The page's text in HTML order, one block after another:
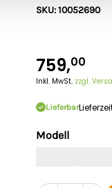
SKU: 10052690
759,00
Inkl. MwSt. zzgl.
Lieferbar
Modell